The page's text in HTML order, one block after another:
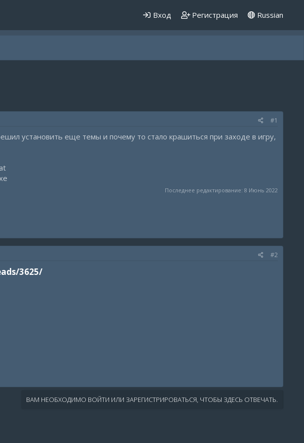
Вход Регистрация Russian
#1
установить еще темы и почему то стало крашиться при заходе в игру,
Последнее редактирование: 8 Июнь 2022
#2
3625/
ВАМ НЕОБХОДИМО ВОЙТИ ИЛИ ЗАРЕГИСТРИРОВАТЬСЯ, ЧТОБЫ ЗДЕСЬ ОТВЕЧАТЬ.